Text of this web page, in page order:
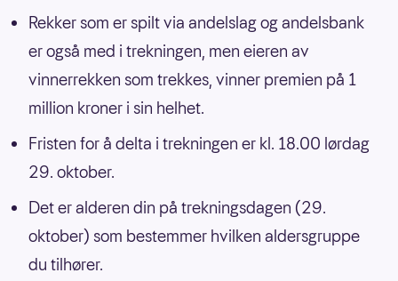
Rekker som er spilt via andelslag og andelsbank
er også med i trekningen, men eieren av
vinnerrekken som trekkes, vinner premien på 1
million kroner i sin helhet.
Fristen for å delta i trekningen er kl. 18.00 lørdag
29. oktober.
Det er alderen din på trekningsdagen (29.
oktober) som bestemmer hvilken aldersgruppe
du tilhører.